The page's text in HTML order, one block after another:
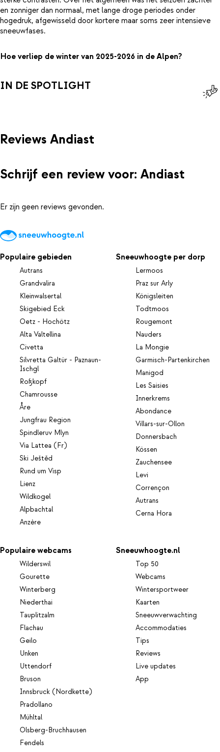
en zonniger dan normaal, met lange droge periodes onder
hogedruk, afgewisseld door kortere maar soms zeer intensieve
sneeuwfases.
Hoe verliep de winter van 2025-2026 in de Alpen?
IN DE SPOTLIGHT
Reviews Andiast
Schrijf een review voor: Andiast
Er zijn geen reviews gevonden.
Populaire gebieden
Autrans
Grandvalira
Kleinwalsertal
Skigebied Eck
Oetz - Hochötz
Alta Valtellina
Civetta
Silvretta Galtür - Paznaun-
Ischgl
Roßkopf
Chamrousse
Åre
Jungfrau Region
Spindleruv Mlyn
Via Lattea (Fr)
Ski Ještěd
Rund um Visp
Lienz
Wildkogel
Alpbachtal
Anzère
Sneeuwhoogte per dorp
Lermoos
Praz sur Arly
Königsleiten
Todtmoos
Rougemont
Nauders
La Mongie
Garmisch-Partenkirchen
Manigod
Les Saisies
Innerkrems
Abondance
Villars-sur-Ollon
Donnersbach
Kössen
Zauchensee
Levi
Corrençon
Autrans
Cerna Hora
Populaire webcams
Wilderswil
Gourette
Winterberg
Niederthai
Tauplitzalm
Flachau
Geilo
Unken
Uttendorf
Bruson
Innsbruck (Nordkette)
Pradollano
Mühltal
Olsberg-Bruchhausen
Fendels
Sneeuwhoogte.nl
Top 50
Webcams
Wintersportweer
Kaarten
Sneeuwverwachting
Accommodaties
Tips
Reviews
Live updates
App